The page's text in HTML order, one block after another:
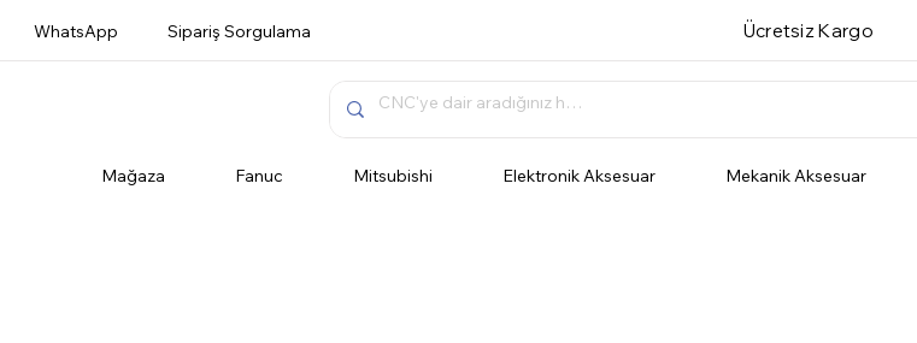
WhatsApp Sipariş Sorgulama Ücretsiz Kargo
Mağaza Fanuc Mitsubishi Elektronik Aksesuar Mekanik Aksesuar